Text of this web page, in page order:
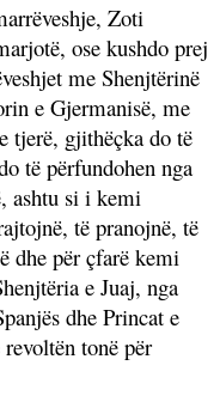
Zoti
ose kushdo prej
me Shenjtërinë
e Gjermanisë, me
tjerë, gjithëçka do të
të përfundohen nga
ashtu si i kemi
të pranojnë, të
dhe për çfarë kemi
e Juaj, nga
dhe Princat e
tonë për